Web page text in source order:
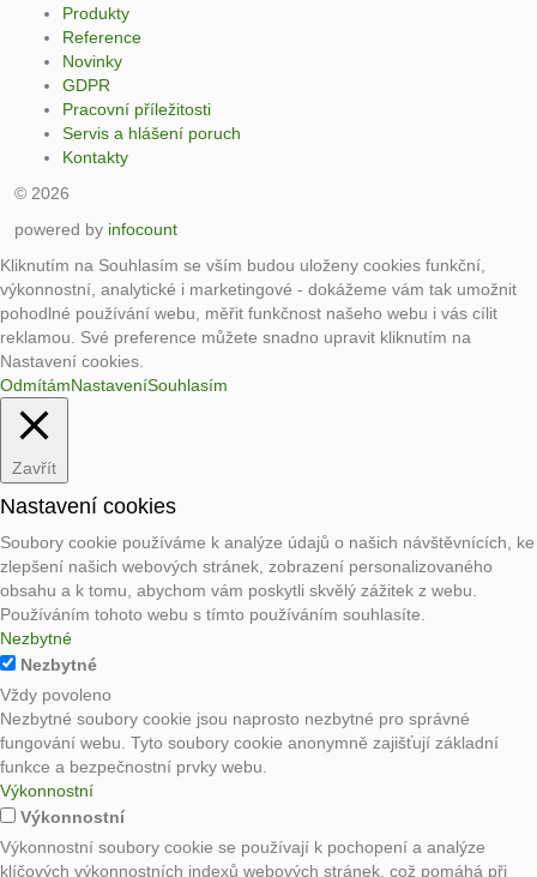
Produkty
Reference
Novinky
GDPR
Pracovní příležitosti
Servis a hlášení poruch
Kontakty
© 2026
powered by infocount
Kliknutím na Souhlasím se vším budou uloženy cookies funkční,
výkonnostní, analytické i marketingové - dokážeme vám tak umožnit
pohodlné používání webu, měřit funkčnost našeho webu i vás cílit
reklamou. Své preference můžete snadno upravit kliknutím na
Nastavení cookies.
OdmítámNastaveníSouhlasím
Zavřít
Nastavení cookies
Soubory cookie používáme k analýze údajů o našich návštěvnících, ke
zlepšení našich webových stránek, zobrazení personalizovaného
obsahu a k tomu, abychom vám poskytli skvělý zážitek z webu.
Používáním tohoto webu s tímto používáním souhlasíte.
Nezbytné
Nezbytné
Vždy povoleno
Nezbytné soubory cookie jsou naprosto nezbytné pro správné
fungování webu. Tyto soubory cookie anonymně zajišťují základní
funkce a bezpečnostní prvky webu.
Výkonnostní
Výkonnostní
Výkonnostní soubory cookie se používají k pochopení a analýze
klíčových výkonnostních indexů webových stránek, což pomáhá při